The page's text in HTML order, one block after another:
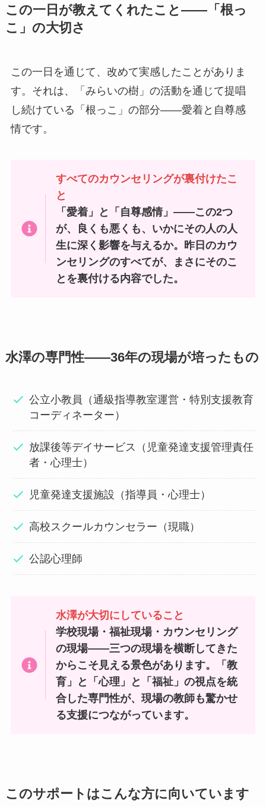
この一日が教えてくれたこと——「根っ
こ」の大切さ
この一日を通じて、改めて実感したことがありま
す。それは、「みらいの樹」の活動を通じて提唱
し続けている「根っこ」の部分——愛着と自尊感
情です。
すべてのカウンセリングが裏付けたこ
と
「愛着」と「自尊感情」——この2つ
が、良くも悪くも、いかにその人の人
生に深く影響を与えるか。昨日のカウ
ンセリングのすべてが、まさにそのこ
とを裏付ける内容でした。
水澤の専門性——36年の現場が培ったもの
公立小教員（通級指導教室運営・特別支援教育
コーディネーター）
放課後等デイサービス（児童発達支援管理責任
者・心理士）
児童発達支援施設（指導員・心理士）
高校スクールカウンセラー（現職）
公認心理師
水澤が大切にしていること
学校現場・福祉現場・カウンセリング
の現場——三つの現場を横断してきた
からこそ見える景色があります。「教
育」と「心理」と「福祉」の視点を統
合した専門性が、現場の教師も驚かせ
る支援につながっています。
このサポートはこんな方に向いています